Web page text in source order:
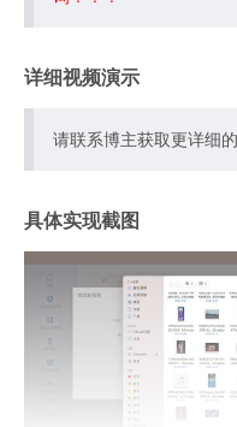
详细视频演示
请联系博主获取更详细
具体实现截图